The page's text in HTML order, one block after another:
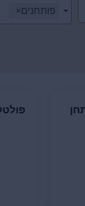
פותחנים×